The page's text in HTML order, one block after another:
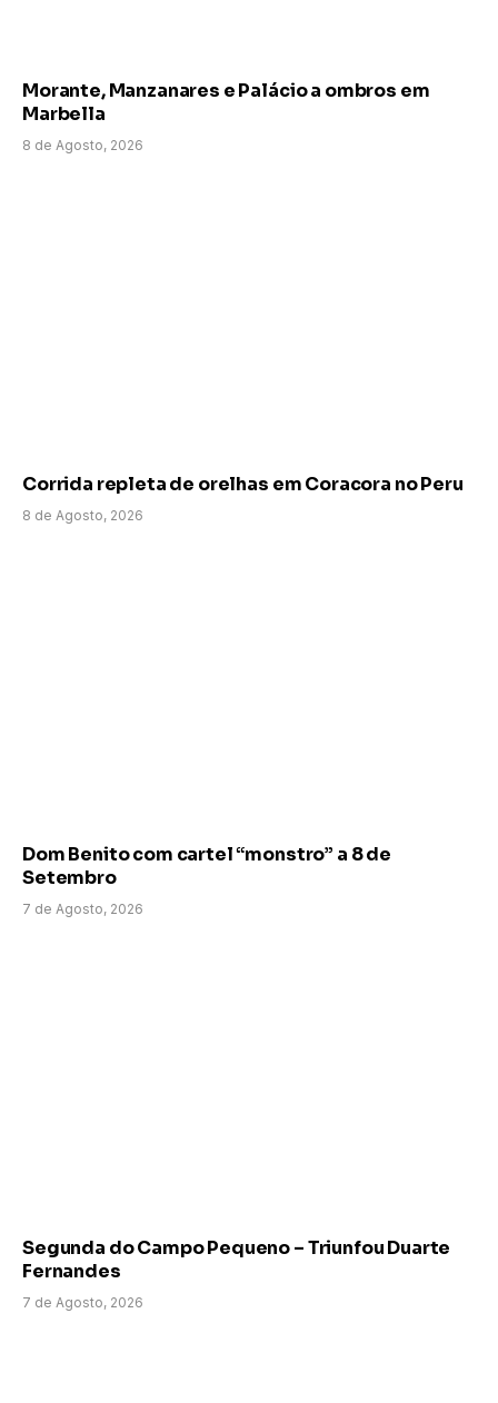
Morante, Manzanares e Palácio a ombros em
Marbella
8 de Agosto, 2026
Corrida repleta de orelhas em Coracora no Peru
8 de Agosto, 2026
Dom Benito com cartel “monstro” a 8 de
Setembro
7 de Agosto, 2026
Segunda do Campo Pequeno – Triunfou Duarte
Fernandes
7 de Agosto, 2026